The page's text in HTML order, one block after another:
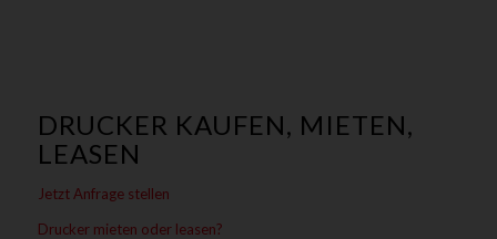
DRUCKER KAUFEN, MIETEN,
LEASEN
Jetzt Anfrage stellen
Drucker mieten oder leasen?